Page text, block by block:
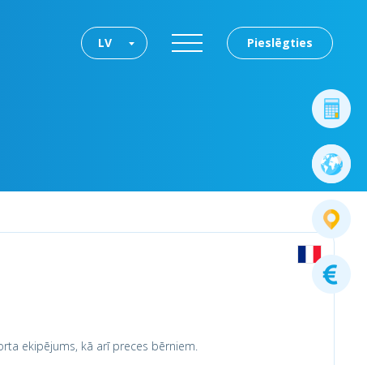
Pieslēgties
LV
ekipējums, kā arī preces bērniem.